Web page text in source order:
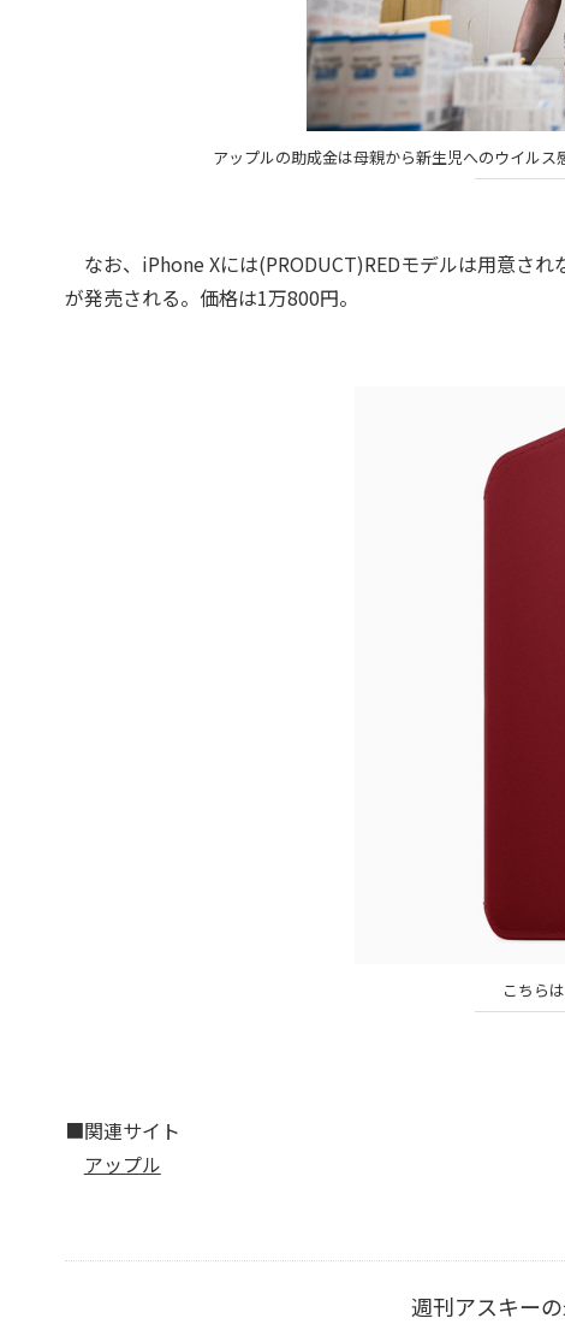
アップルの助成金は母親から新生児へのウイル
なお、iPhone Xには(PRODUCT)REDモデルは用意さ
が発売される。価格は1万800円。
こちら
■関連サイト
アップル
週刊アスキー